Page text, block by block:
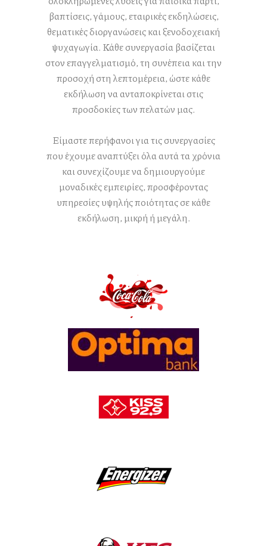
βαπτίσεις, γάμους, εταιρικές εκδηλώσεις,
θεματικές διοργανώσεις και ξενοδοχειακή
ψυχαγωγία. Κάθε συνεργασία βασίζεται
στον επαγγελματισμό, τη συνέπεια και την
προσοχή στη λεπτομέρεια, ώστε κάθε
εκδήλωση να ανταποκρίνεται στις
προσδοκίες των πελατών μας.
Είμαστε περήφανοι για τις συνεργασίες
που έχουμε αναπτύξει όλα αυτά τα χρόνια
και συνεχίζουμε να δημιουργούμε
μοναδικές εμπειρίες, προσφέροντας
υπηρεσίες υψηλής ποιότητας σε κάθε
εκδήλωση, μικρή ή μεγάλη.